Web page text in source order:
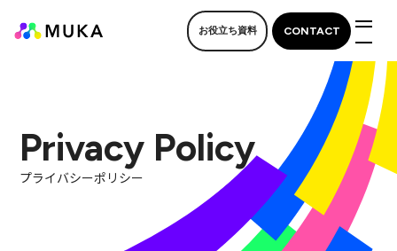
お役立ち資料 CONTACT
Privacy Policy
プライバシーポリシー